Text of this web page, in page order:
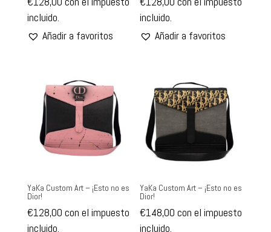
incluido.
Añadir a favoritos
incluido.
Añadir a favoritos
YaKa Custom Art – ¡Esto no es
Dior!
€128,00 con el impuesto
incluido.
YaKa Custom Art – ¡Esto no es
Dior!
€148,00 con el impuesto
incluido.